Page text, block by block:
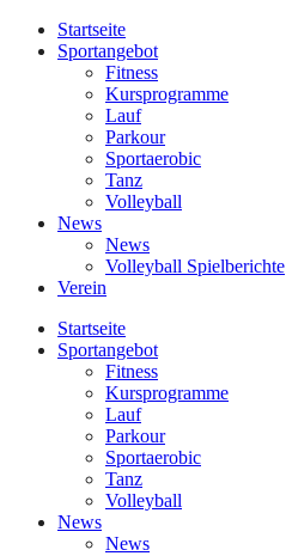
Startseite
Sportangebot
Fitness
Kursprogramme
Lauf
Parkour
Sportaerobic
Tanz
Volleyball
News
News
Volleyball Spielberichte
Verein
Startseite
Sportangebot
Fitness
Kursprogramme
Lauf
Parkour
Sportaerobic
Tanz
Volleyball
News
News